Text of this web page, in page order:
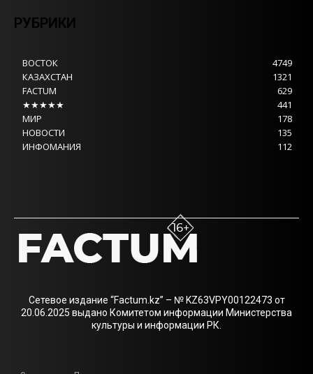
РУБРИКИ
ВОСТОК
4749
КАЗАХСТАН
1321
FACTUM
629
★★★★★
441
МИР
178
НОВОСТИ
135
ИНФОМАНИЯ
112
Сетевое издание “Factum.kz” – № KZ63VPY00122473 от
20.06.2025 выдано Комитетом информации Министерства
культуры и информации РК.